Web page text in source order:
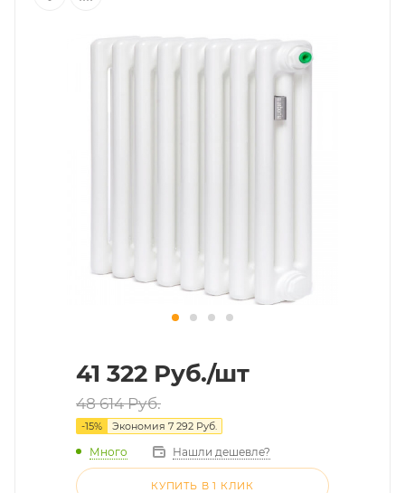
41 322 Руб./шт
48 614Руб.
-15% Экономия 7 292 Руб.
Много Нашли дешевле?
КУПИТЬ В 1 КЛИК